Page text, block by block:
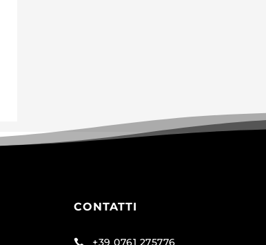
CONTATTI
 +39 0761 275776